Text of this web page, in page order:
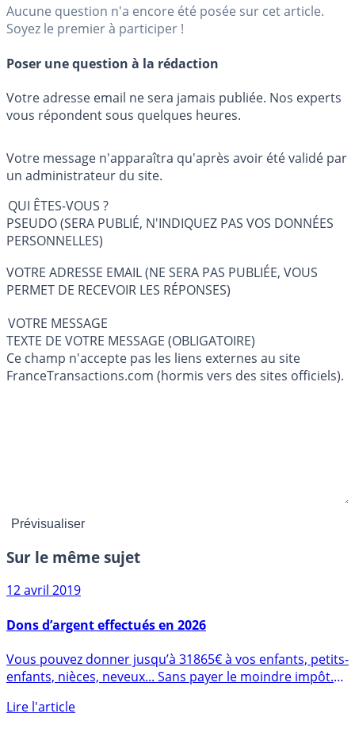
Aucune question n'a encore été posée sur cet article.
Soyez le premier à participer !
Poser une question à la rédaction
Votre adresse email ne sera jamais publiée. Nos experts
vous répondent sous quelques heures.
Votre message n'apparaîtra qu'après avoir été validé par
un administrateur du site.
QUI ÊTES-VOUS ?
PSEUDO (SERA PUBLIÉ, N'INDIQUEZ PAS VOS DONNÉES
PERSONNELLES)
VOTRE ADRESSE EMAIL (NE SERA PAS PUBLIÉE, VOUS
PERMET DE RECEVOIR LES RÉPONSES)
VOTRE MESSAGE
TEXTE DE VOTRE MESSAGE (OBLIGATOIRE)
Ce champ n'accepte pas les liens externes au site
FranceTransactions.com (hormis vers des sites officiels).
Sur le même sujet
12 avril 2019
Dons d’argent effectués en 2026
enfants, nièces, neveux... Sans payer le moindre impôt.